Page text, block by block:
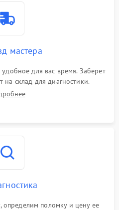
мастера
для вас время. Заберет
на склад для диагностики.
определим поломку и цену ее